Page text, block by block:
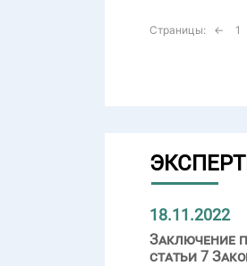
Страницы: ← 1
18.11.2022
Заключение
статьи 7